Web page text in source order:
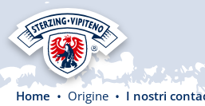
principale
Home Origine I nostri